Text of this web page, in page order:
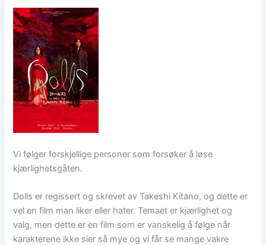
Vi følger forskjellige personer som forsøker å løse
kjærlighetsgåten.
Dolls er regissert og skrevet av Takeshi Kitano, og dette er
vel en film man liker eller hater. Temaet er kjærlighet og
valg, men dette er en film som er vanskelig å følge når
karakterene ikke sier så mye og vi får se mange vakre